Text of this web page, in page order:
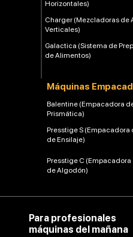
Horizontales)
Charger (Mezcladoras de
Verticales)
Galactica (Sistema de
de Alimentos)
Máquinas
Balentine (Empacadora
Prismática)
Presstige S (Empacadora
de Ensilaje)
Presstige C (Empacadora
de Algodón)
Para profesionales
máquinas del mañana